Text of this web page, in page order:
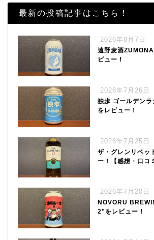
最新の投稿記事はこちら！
2026年8月7日
遠野麦酒
ビュー！
2026年7月26日
独歩 ゴールデンラ
をレビュー！
2026年7月25日
ザ・グレンリベッ
ー！【感想・口コ
2026年7月20日
NOVORU
2”をレビュー！